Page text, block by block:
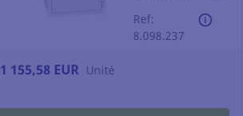
Ref:
8.098.237
1 155,58 EUR Unité